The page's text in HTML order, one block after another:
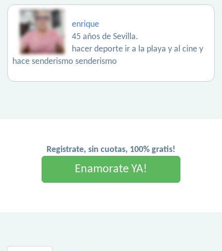
enrique
45 años de Sevilla.
hacer deporte ir a la playa y al cine y
hace senderismo senderismo
Registrate, sin cuotas, 100% gratis!
Enamorate YA!